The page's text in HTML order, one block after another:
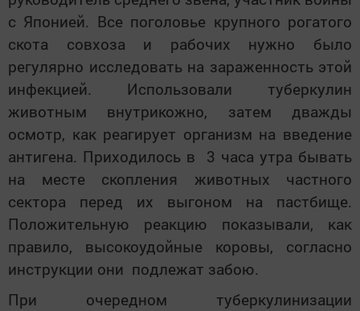
с Японией. Все поголовье крупного рогатого
скота совхоза и рабочих нужно было
регулярно исследовать на зараженность этой
инфекцией. Использовали туберкулин
животным внутрикожно, затем дважды
осмотр, как реагирует организм на введение
антигена. Приходилось в 3 часа утра бывать
на месте скопления животных частного
сектора перед их выгоном на пастбище.
Положительную реакцию показывали, как
правило, высокоудойные коровы, согласно
инструкции они подлежат забою.
При очередном туберкулинизации